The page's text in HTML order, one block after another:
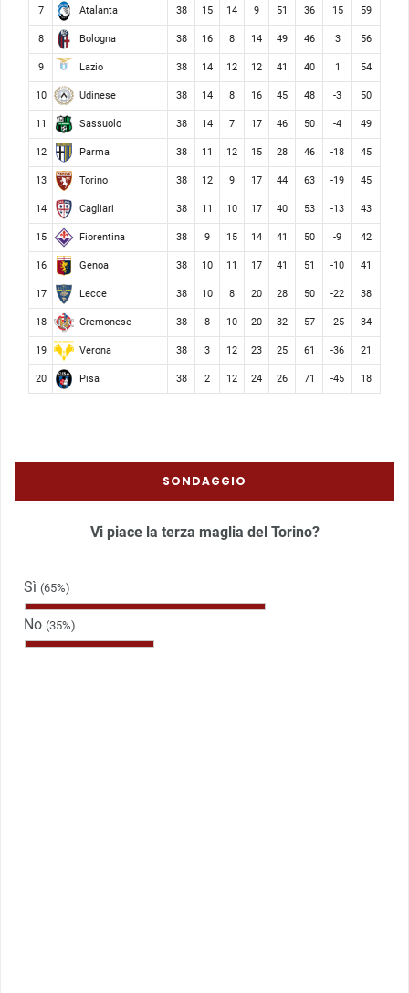
7 Atalanta 38 15 14 9 51 36 15 59
8 Bologna 38 16 8 14 49 46 3 56
9 Lazio 38 14 12 12 41 40 1 54
10 Udinese 38 14 8 16 45 48 -3 50
11 Sassuolo 38 14 7 17 46 50 -4 49
12 Parma 38 11 12 15 28 46 -18 45
13 Torino 38 12 9 17 44 63 -19 45
14 Cagliari 38 11 10 17 40 53 -13 43
15 Fiorentina 38 9 15 14 41 50 -9 42
16 Genoa 38 10 11 17 41 51 -10 41
17 Lecce 38 10 8 20 28 50 -22 38
18 Cremonese 38 8 10 20 32 57 -25 34
19 Verona 38 3 12 23 25 61 -36 21
20 Pisa 38 2 12 24 26 71 -45 18
SONDAGGIO
Vi piace la terza maglia del Torino?
Sì (65%)
No (35%)